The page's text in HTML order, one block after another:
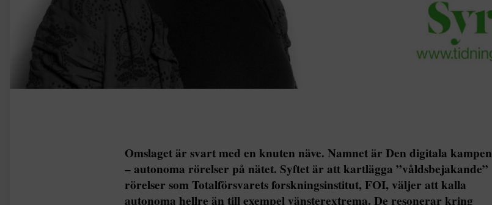
Omslaget är svart med en knuten näve. Namnet är Den digitala kampen
– autonoma rörelser på nätet. Syftet är att kartlägga ”våldsbejakande”
rörelser som Totalförsvarets forskningsinstitut, FOI, väljer att kalla
autonoma hellre än till exempel vänsterextrema. De resonerar kring